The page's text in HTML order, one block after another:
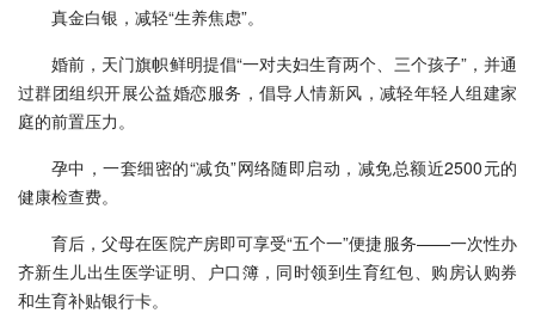
真金白银，减轻“生养焦虑”。
婚前，天门旗帜鲜明提倡“一对夫妇生育两个、三个孩子”，并通
过群团组织开展公益婚恋服务，倡导人情新风，减轻年轻人组建家
庭的前置压力。
孕中，一套细密的“减负”网络随即启动，减免总额近2500元的
健康检查费。
育后，父母在医院产房即可享受“五个一”便捷服务——一次性办
齐新生儿出生医学证明、户口簿，同时领到生育红包、购房认购券
和生育补贴银行卡。